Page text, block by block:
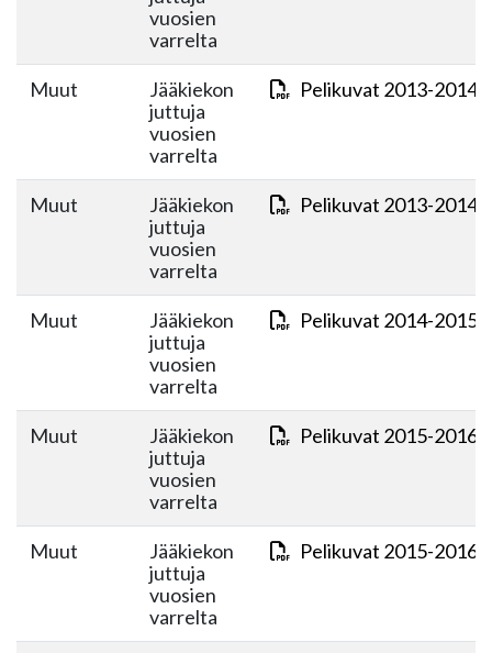
vuosien
varrelta
Muut
Jääkiekon
juttuja
vuosien
varrelta
Pelikuvat 2013-2014
Muut
Jääkiekon
juttuja
vuosien
varrelta
Pelikuvat 2013-2014
Muut
Jääkiekon
juttuja
vuosien
varrelta
Pelikuvat 2014-
Muut
Jääkiekon
juttuja
vuosien
varrelta
Pelikuvat 2015-2016
Muut
Jääkiekon
juttuja
vuosien
varrelta
Pelikuvat 2015-2016